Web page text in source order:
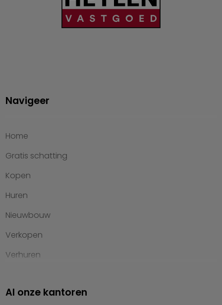
Navigeer
Home
Gratis schatting
Kopen
Huren
Nieuwbouw
Verkopen
Verhuren
Property management
Al onze kantoren